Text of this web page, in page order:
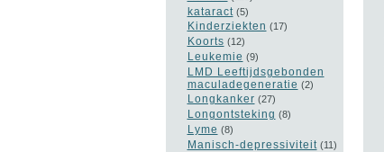
kataract (5)
Kinderziekten (17)
Koorts (12)
Leukemie (9)
LMD Leeftijdsgebonden
maculadegeneratie (2)
Longkanker (27)
Longontsteking (8)
Lyme (8)
Manisch-depressiviteit (11)